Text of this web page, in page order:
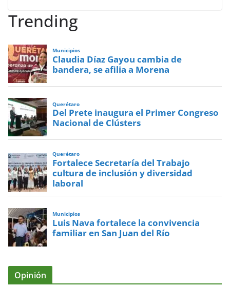
Trending
Municipios
Claudia Díaz Gayou cambia de
bandera, se afilia a Morena
Querétaro
Del Prete inaugura el Primer Congreso
Nacional de Clústers
Querétaro
Fortalece Secretaría del Trabajo
cultura de inclusión y diversidad
laboral
Municipios
Luis Nava fortalece la convivencia
familiar en San Juan del Río
Opinión